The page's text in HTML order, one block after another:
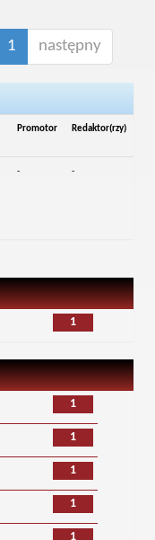
1 następny
Promotor Redaktor(rzy)
- -
1
1
1
1
1
1